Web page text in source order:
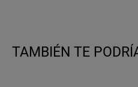
TAMBIÉN TE